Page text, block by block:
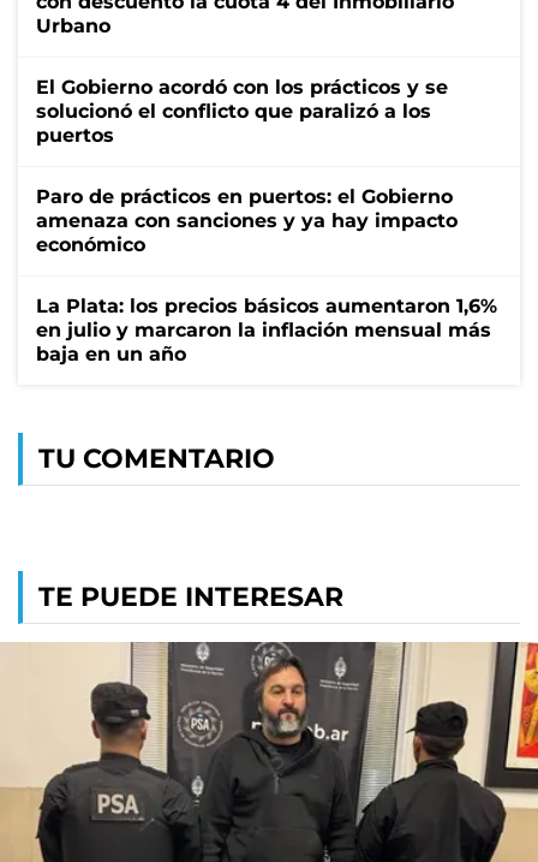
Urbano
El Gobierno acordó con los prácticos y se
solucionó el conflicto que paralizó a los
puertos
Paro de prácticos en puertos: el Gobierno
amenaza con sanciones y ya hay impacto
económico
La Plata: los precios básicos aumentaron 1,6%
en julio y marcaron la inflación mensual más
baja en un año
TU COMENTARIO
TE PUEDE INTERESAR